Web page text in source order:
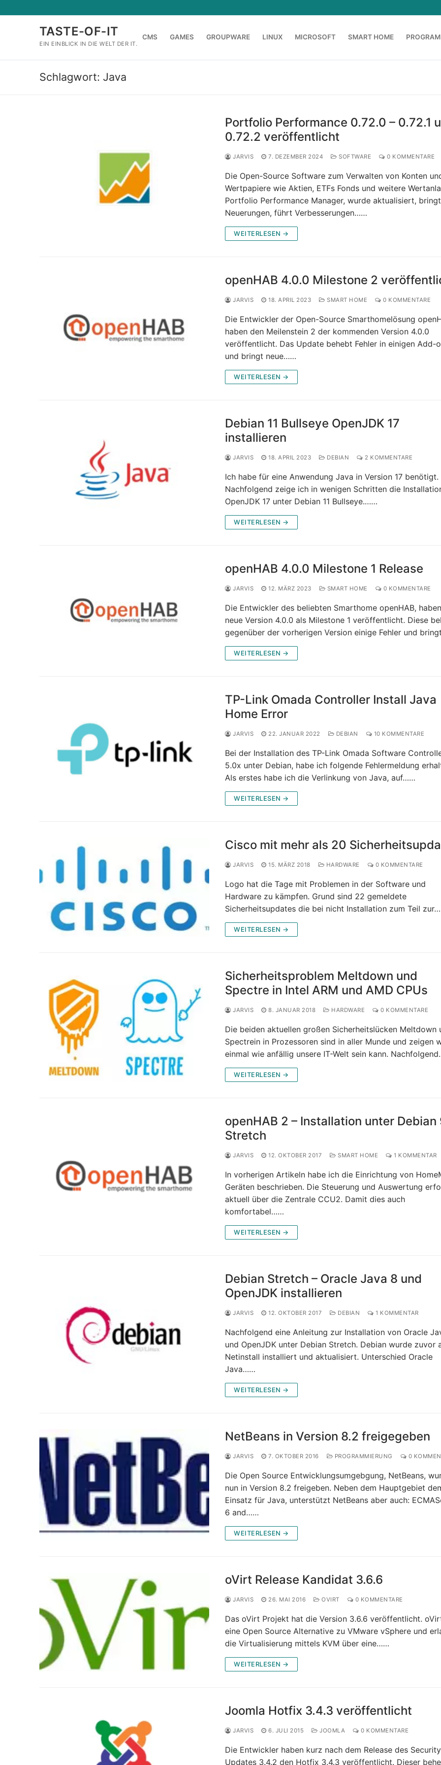
Inhalt
TASTE-OF-IT
EIN EINBLICK IN DIE WELT DER IT.
CMS GAMES GROUPWARE LINUX MICROSOFT SMART HOME
Schlagwort: Java
Portfolio Performance 0.72.0 – 0.72.1
0.72.2 veröffentlicht
JARVIS 7. DEZEMBER 2024 SOFTWARE 0 KOMMENTARE
Die Open-Source Software zum Verwalten von Konten
Wertpapiere wie Aktien, ETFs Fonds und weitere
Portfolio Performance Manager, wurde aktualisiert, bringt
Neuerungen, führt Verbesserungen……
WEITERLESEN →
openHAB 4.0.0 Milestone 2
JARVIS 18. APRIL 2023 SMART HOME 0 KOMMENTARE
Die Entwickler der Open-Source Smarthomelösung
haben den Meilenstein 2 der kommenden Version 4.0.0
veröffentlicht. Das Update behebt Fehler in einigen Add-
und bringt neue……
WEITERLESEN →
Debian 11 Bullseye OpenJDK 17
installieren
JARVIS 18. APRIL 2023 DEBIAN 2 KOMMENTARE
Ich habe für eine Anwendung Java in Version 17 benötigt.
Nachfolgend zeige ich in wenigen Schritten die
OpenJDK 17 unter Debian 11 Bullseye.……
WEITERLESEN →
openHAB 4.0.0 Milestone 1 Release
JARVIS 12. MÄRZ 2023 SMART HOME 0 KOMMENTARE
Die Entwickler des beliebten Smarthome openHAB,
neue Version 4.0.0 als Milestone 1 veröffentlicht. Diese
gegenüber der vorherigen Version einige Fehler und
WEITERLESEN →
TP-Link Omada Controller Install Java
Home Error
JARVIS 22. JANUAR 2022 DEBIAN 10 KOMMENTARE
Bei der Installation des TP-Link Omada Software
5.0x unter Debian, habe ich folgende Fehlermeldung
Als erstes habe ich die Verlinkung von Java, auf……
WEITERLESEN →
Cisco mit mehr als 20
JARVIS 15. MÄRZ 2018 HARDWARE 0 KOMMENTARE
Logo hat die Tage mit Problemen in der Software und
Hardware zu kämpfen. Grund sind 22 gemeldete
Sicherheitsupdates die bei nicht Installation zum Teil
WEITERLESEN →
Sicherheitsproblem Meltdown und
Spectre in Intel ARM und AMD CPUs
JARVIS 8. JANUAR 2018 HARDWARE 0 KOMMENTARE
Die beiden aktuellen großen Sicherheitslücken Meltdown
Spectrein in Prozessoren sind in aller Munde und zeigen
einmal wie anfällig unsere IT-Welt sein kann.
WEITERLESEN →
openHAB 2 – Installation unter Debian
Stretch
JARVIS 12. OKTOBER 2017 SMART HOME 1 KOMMENTAR
In vorherigen Artikeln habe ich die Einrichtung von
Geräten beschrieben. Die Steuerung und Auswertung
aktuell über die Zentrale CCU2. Damit dies auch
komfortabel……
WEITERLESEN →
Debian Stretch – Oracle Java 8 und
OpenJDK installieren
JARVIS 12. OKTOBER 2017 DEBIAN 1 KOMMENTAR
Nachfolgend eine Anleitung zur Installation von Oracle
und OpenJDK unter Debian Stretch. Debian wurde zuvor
Netinstall installiert und aktualisiert. Unterschied Oracle
Java……
WEITERLESEN →
NetBeans in Version 8.2 freigegeben
JARVIS 7. OKTOBER 2016 PROGRAMMIERUNG 0
Die Open Source Entwicklungsumgebgung, NetBeans,
nun in Version 8.2 freigeben. Neben dem Hauptgebiet
Einsatz für Java, unterstützt NetBeans aber auch:
6 and……
WEITERLESEN →
oVirt Release Kandidat 3.6.6
JARVIS 26. MAI 2016 OVIRT 0 KOMMENTARE
Das oVirt Projekt hat die Version 3.6.6 veröffentlicht.
eine Open Source Alternative zu VMware vSphere und
die Virtualisierung mittels KVM über eine……
WEITERLESEN →
Joomla Hotfix 3.4.3 veröffentlicht
JARVIS 6. JULI 2015 JOOMLA 0 KOMMENTARE
Die Entwickler haben kurz nach dem Release des Security
Updates 3.4.2 den Hotfix 3.4.3 veröffentlicht. Dieser